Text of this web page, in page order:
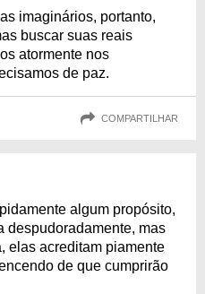
imaginários, portanto,
buscar suas reais
atormente nos
de paz.
COMPARTILHAR
algum propósito,
despudoradamente, mas
elas acreditam piamente
de que cumprirão